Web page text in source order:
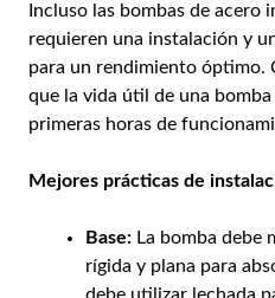
Incluso las bombas de acero
requieren una instalación y
para un rendimiento óptimo.
que la vida útil de una
primeras horas de
Mejores prácticas de
Base: La bomba debe
rígida y plana para